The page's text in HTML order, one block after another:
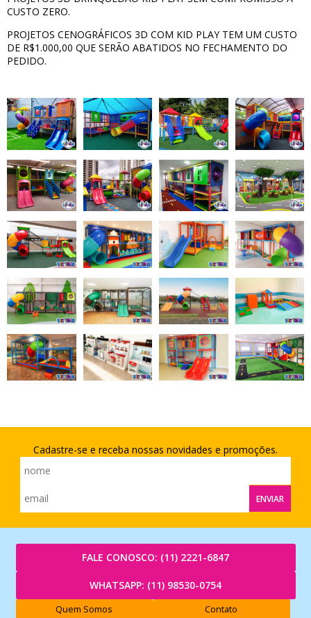
CUSTO ZERO.
PROJETOS CENOGRÁFICOS 3D COM KID PLAY TEM UM CUSTO
DE R$1.000,00 QUE SERÃO ABATIDOS NO FECHAMENTO DO
PEDIDO.
Cadastre-se e receba nossas novidades e promoções.
ENVIAR
FALE CONOSCO: (11) 2221-6847
WHATSAPP: (11) 98530-0754
Quem Somos Contato